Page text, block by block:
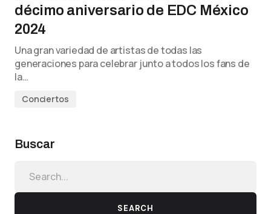
décimo aniversario de EDC México
2024
Una gran variedad de artistas de todas las
generaciones para celebrar junto a todos los fans de
la…
Conciertos
Buscar
SEARCH